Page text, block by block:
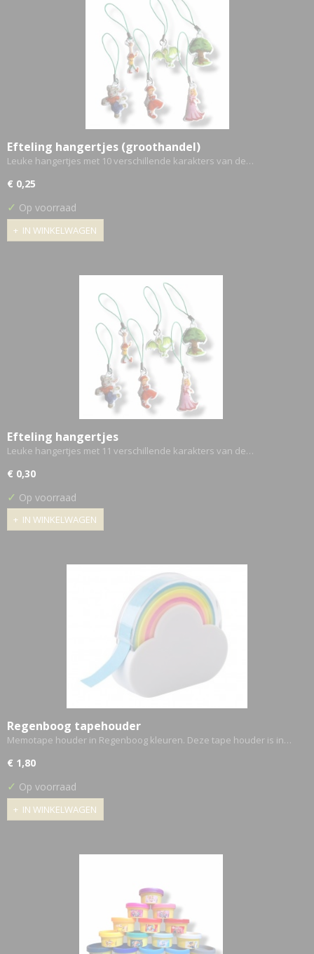
Efteling hangertjes (groothandel)
Leuke hangertjes met 10 verschillende karakters van de…
€ 0,25
✓ Op voorraad
IN WINKELWAGEN
Efteling hangertjes
Leuke hangertjes met 11 verschillende karakters van de…
€ 0,30
✓ Op voorraad
IN WINKELWAGEN
Regenboog tapehouder
Memotape houder in Regenboog kleuren. Deze tape houder is in…
€ 1,80
✓ Op voorraad
IN WINKELWAGEN